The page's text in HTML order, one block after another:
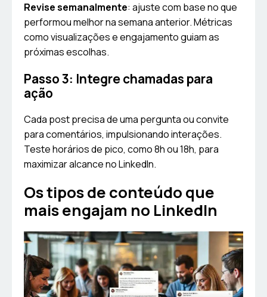
Revise semanalmente: ajuste com base no que
performou melhor na semana anterior. Métricas
como visualizações e engajamento guiam as
próximas escolhas.
Passo 3: Integre chamadas para
ação
Cada post precisa de uma pergunta ou convite
para comentários, impulsionando interações.
Teste horários de pico, como 8h ou 18h, para
maximizar alcance no LinkedIn.
Os tipos de conteúdo que
mais engajam no LinkedIn